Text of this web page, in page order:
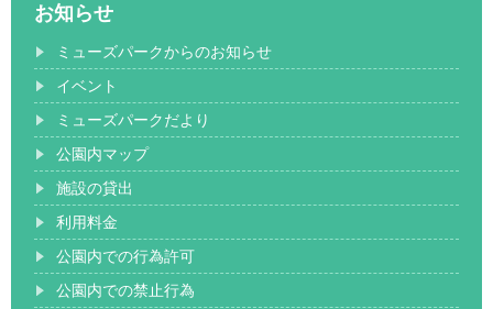
お知らせ
ミューズパークからのお知らせ
イベント
ミューズパークだより
公園内マップ
施設の貸出
利用料金
公園内での行為許可
公園内での禁止行為